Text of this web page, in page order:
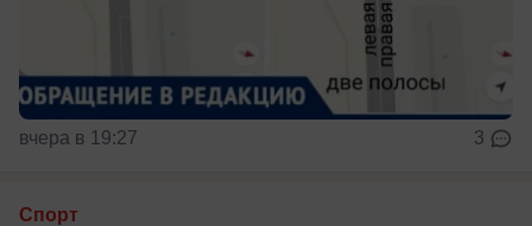
вчера в 19:27 3
Спорт